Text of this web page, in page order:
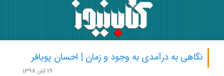
نگاهی به درآمدی به وجود و زمان | احسان پویافر